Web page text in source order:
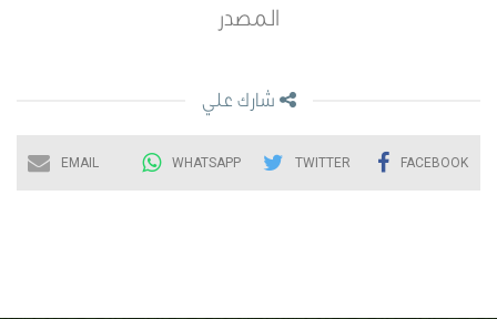
المصدر
شارك علي
FACEBOOK
TWITTER
WHATSAPP
EMAIL